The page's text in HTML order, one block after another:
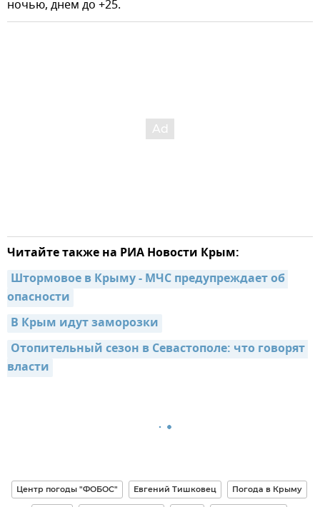
ночью, днем до +25.
Читайте также на РИА Новости Крым:
Штормовое в Крыму - МЧС предупреждает об
опасности
В Крым идут заморозки
Отопительный сезон в Севастополе: что говорят
власти
Центр погоды "ФОБОС" Евгений Тишковец Погода в Крыму